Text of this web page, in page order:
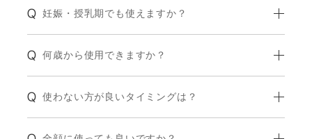
妊娠・授乳期でも使えますか？
何歳から使用できますか？
使わない方が良いタイミングは？